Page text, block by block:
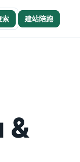
索 建站陪跑
&